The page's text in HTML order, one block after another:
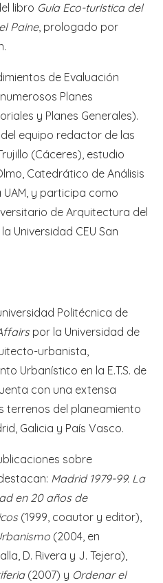
libro Guía Eco-turística del
Paine, prologado por
de Evaluación
Planes
y Planes Generales).
equipo redactor de las
(Cáceres), estudio
Catedrático de Análisis
y participa como
de Arquitectura del
Universidad CEU San
Politécnica de
por la Universidad de
urbanista,
Urbanístico en la E.T.S. de
con una extensa
terrenos del planeamiento
Galicia y País Vasco.
sobre
Madrid 1979-99. La
en 20 años de
(1999, coautor y editor),
(2004, en
D. Rivera y J. Tejera),
(2007) y Ordenar el